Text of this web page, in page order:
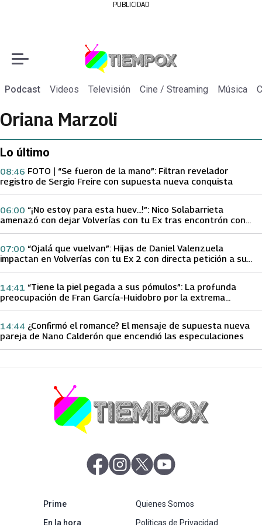
PUBLICIDAD
Podcast Videos Televisión Cine / Streaming Música
Oriana Marzoli
Lo último
FOTO | “Se fueron de la mano”: Filtran revelador
registro de Sergio Freire con supuesta nueva conquista
08:46
“¡No estoy para esta huev…!”: Nico Solabarrieta
amenazó con dejar Volverías con tu Ex tras encontrón con
06:00
“Ojalá que vuelvan”: Hijas de Daniel Valenzuela
impactan en Volverías con tu Ex 2 con directa petición a su
07:00
“Tiene la piel pegada a sus pómulos”: La profunda
preocupación de Fran García-Huidobro por la extrema
14:41
¿Confirmó el romance? El mensaje de supuesta nueva
pareja de Nano Calderón que encendió las especulaciones
14:44
abre en nueva pestaña
abre en nueva pestaña
abre en nueva pestaña
Primeabre en nueva pestaña
En la horaabre en nueva pestaña
Quienes Somos
Políticas de Privacidad